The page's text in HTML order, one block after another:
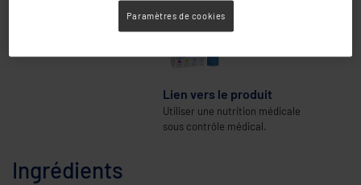
Ingrédients
Lien vers le produit
Utiliser une nutrition médicale
sous contrôle médical.
Paramètres de cookies